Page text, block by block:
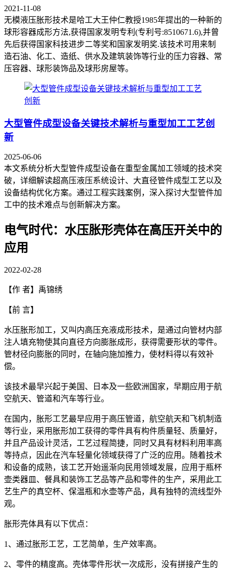
2021-11-08
无模液压胀形技术是哈工大王仲仁教授1985年提出的一种新的
球形容器成形方法,获得国家发明专利(专利号:8510671.6),并曾
先后获得国家科技进步二等奖和国家发明奖.该技术可用来制
造石油、化工、造纸、供水及建筑装饰等行业的压力容器、常
压容器、球形装饰品及球形房屋等。
大型管件成型设备关键技术解析与重型加工工艺创
新
2025-06-06
本文系统分析大型管件成型设备在重型金属加工领域的技术突
破，详细解读超高压液压系统设计、大直径管件成型工艺以及
设备结构优化方案。通过工程实践案例，深入探讨大型管件加
工中的技术难点与创新解决方案。
电气时代：水压胀形壳体在高压开关中的
应用
2022-02-28
【作 者】禹锦绣
【前 言】
水压胀形加工，又叫内高压充液成形技术，是通过向管材内部
注人填充物使其向直径方向膨胀成形，获得需要形状的零件。
管材径向膨胀的同时，在轴向施加推力，使材料得以有效补
偿。
该技术最早兴起于美国、日本及一些欧洲国家，早期应用于航
空航天、管道和汽车等行业。
在国内，胀形工艺最早应用于高压管道，航空航天和飞机制造
等行业，采用胀形加工获得的零件具有构件质量轻、质量好，
并且产品设计灵活，工艺过程简捷，同时又具有材料利用率高
等持点，因此在汽车轻量化领域获得了广泛的应用。随着技术
和设备的成熟，该工艺开始遥渐向民用领域发展，应用于瓶杯
壶类器皿、餐具和装饰工艺品等产品和零件的生产，采用此工
艺生产的真空杯、保温瓶和水壶等产品，具有独特的流线型外
观。
胀形壳体具有以下优点：
1、通过胀形工艺，工艺简单，生产效率高。
2、零件的精度高。壳体零件形状一次成形，没有拼接产生的